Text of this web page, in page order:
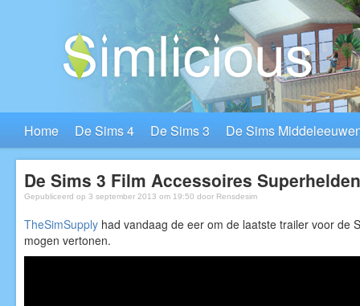
Home De Sims 4 De Sims 3 De Sims
De Sims 3 Film Accessoires
Gepubliceerd op 3 september 2013 om 19:50 door Rensdesim
TheSimSupply had vandaag de eer om de laatste trailer voor de
mogen vertonen.